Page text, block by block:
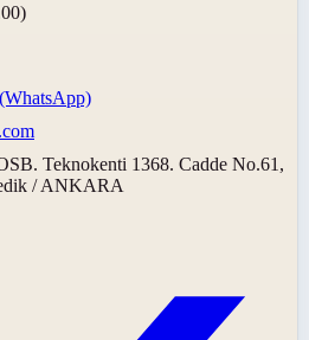
(WhatsApp)
Teknokenti 1368. Cadde No.61,
/ ANKARA